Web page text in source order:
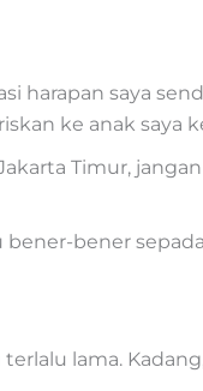
harapan saya
ke anak saya
Timur,
bener
lama.